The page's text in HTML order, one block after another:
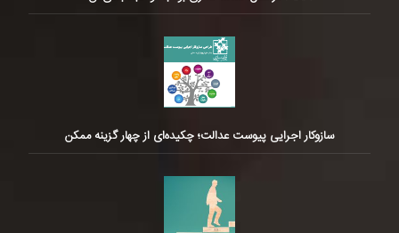
سازوکار اجرایی پیوست عدالت؛ چکیده‌ای از چهار گزینه ممکن